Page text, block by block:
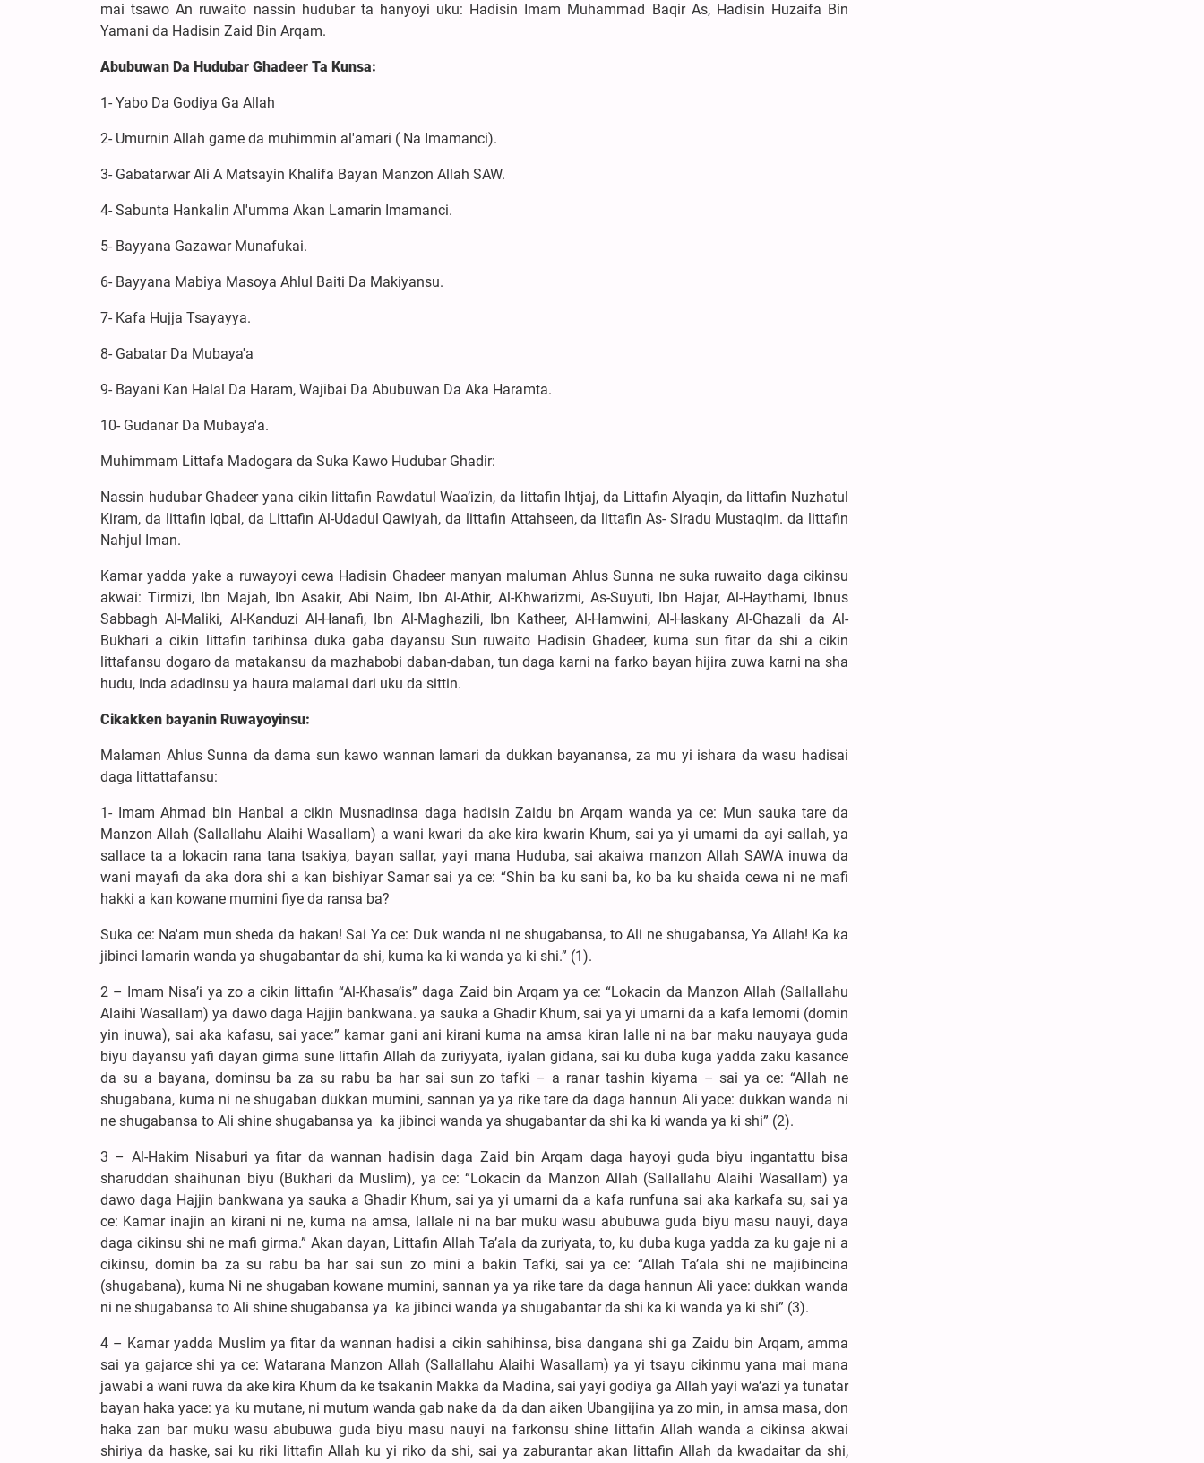
mai tsawo An ruwaito nassin hudubar ta hanyoyi uku: Hadisin Imam Muhammad Baqir As, Hadisin Huzaifa Bin
Yamani da Hadisin Zaid Bin Arqam.
Abubuwan Da Hudubar Ghadeer Ta Kunsa:
1- Yabo Da Godiya Ga Allah
2- Umurnin Allah game da muhimmin al'amari ( Na Imamanci).
3- Gabatarwar Ali A Matsayin Khalifa Bayan Manzon Allah SAW.
4- Sabunta Hankalin Al'umma Akan Lamarin Imamanci.
5- Bayyana Gazawar Munafukai.
6- Bayyana Mabiya Masoya Ahlul Baiti Da Makiyansu.
7- Kafa Hujja Tsayayya.
8- Gabatar Da Mubaya'a
9- Bayani Kan Halal Da Haram, Wajibai Da Abubuwan Da Aka Haramta.
10- Gudanar Da Mubaya'a.
Muhimmam Littafa Madogara da Suka Kawo Hudubar Ghadir:
Nassin hudubar Ghadeer yana cikin littafin Rawdatul Waa’izin, da littafin Ihtjaj, da Littafin Alyaqin, da littafin Nuzhatul
Kiram, da littafin Iqbal, da Littafin Al-Udadul Qawiyah, da littafin Attahseen, da littafin As- Siradu Mustaqim. da littafin
Nahjul Iman.
Kamar yadda yake a ruwayoyi cewa Hadisin Ghadeer manyan maluman Ahlus Sunna ne suka ruwaito daga cikinsu
akwai: Tirmizi, Ibn Majah, Ibn Asakir, Abi Naim, Ibn Al-Athir, Al-Khwarizmi, As-Suyuti, Ibn Hajar, Al-Haythami, Ibnus
Sabbagh Al-Maliki, Al-Kanduzi Al-Hanafi, Ibn Al-Maghazili, Ibn Katheer, Al-Hamwini, Al-Haskany Al-Ghazali da Al-
Bukhari a cikin littafin tarihinsa duka gaba dayansu Sun ruwaito Hadisin Ghadeer, kuma sun fitar da shi a cikin
littafansu dogaro da matakansu da mazhabobi daban-daban, tun daga karni na farko bayan hijira zuwa karni na sha
hudu, inda adadinsu ya haura malamai dari uku da sittin.
Cikakken bayanin Ruwayoyinsu:
Malaman Ahlus Sunna da dama sun kawo wannan lamari da dukkan bayanansa, za mu yi ishara da wasu hadisai
daga littattafansu:
1- Imam Ahmad bin Hanbal a cikin Musnadinsa daga hadisin Zaidu bn Arqam wanda ya ce: Mun sauka tare da
Manzon Allah (Sallallahu Alaihi Wasallam) a wani kwari da ake kira kwarin Khum, sai ya yi umarni da ayi sallah, ya
sallace ta a lokacin rana tana tsakiya, bayan sallar, yayi mana Huduba, sai akaiwa manzon Allah SAWA inuwa da
wani mayafi da aka dora shi a kan bishiyar Samar sai ya ce: “Shin ba ku sani ba, ko ba ku shaida cewa ni ne mafi
hakki a kan kowane mumini fiye da ransa ba?
Suka ce: Na'am mun sheda da hakan! Sai Ya ce: Duk wanda ni ne shugabansa, to Ali ne shugabansa, Ya Allah! Ka ka
jibinci lamarin wanda ya shugabantar da shi, kuma ka ki wanda ya ki shi.” (1).
2 – Imam Nisa’i ya zo a cikin littafin “Al-Khasa’is” daga Zaid bin Arqam ya ce: “Lokacin da Manzon Allah (Sallallahu
Alaihi Wasallam) ya dawo daga Hajjin bankwana. ya sauka a Ghadir Khum, sai ya yi umarni da a kafa lemomi (domin
yin inuwa), sai aka kafasu, sai yace:” kamar gani ani kirani kuma na amsa kiran lalle ni na bar maku nauyaya guda
biyu dayansu yafi dayan girma sune littafin Allah da zuriyyata, iyalan gidana, sai ku duba kuga yadda zaku kasance
da su a bayana, dominsu ba za su rabu ba har sai sun zo tafki – a ranar tashin kiyama – sai ya ce: “Allah ne
shugabana, kuma ni ne shugaban dukkan mumini, sannan ya ya rike tare da daga hannun Ali yace: dukkan wanda ni
ne shugabansa to Ali shine shugabansa ya ka jibinci wanda ya shugabantar da shi ka ki wanda ya ki shi” (2).
3 – Al-Hakim Nisaburi ya fitar da wannan hadisin daga Zaid bin Arqam daga hayoyi guda biyu ingantattu bisa
sharuddan shaihunan biyu (Bukhari da Muslim), ya ce: “Lokacin da Manzon Allah (Sallallahu Alaihi Wasallam) ya
dawo daga Hajjin bankwana ya sauka a Ghadir Khum, sai ya yi umarni da a kafa runfuna sai aka karkafa su, sai ya
ce: Kamar inajin an kirani ni ne, kuma na amsa, lallale ni na bar muku wasu abubuwa guda biyu masu nauyi, daya
daga cikinsu shi ne mafi girma.” Akan dayan, Littafin Allah Ta’ala da zuriyata, to, ku duba kuga yadda za ku gaje ni a
cikinsu, domin ba za su rabu ba har sai sun zo mini a bakin Tafki, sai ya ce: “Allah Ta’ala shi ne majiɓincina
(shugabana), kuma Ni ne shugaban kowane mumini, sannan ya ya rike tare da daga hannun Ali yace: dukkan wanda
ni ne shugabansa to Ali shine shugabansa ya ka jibinci wanda ya shugabantar da shi ka ki wanda ya ki shi” (3).
4 – Kamar yadda Muslim ya fitar da wannan hadisi a cikin sahihinsa, bisa dangana shi ga Zaidu bin Arqam, amma
sai ya gajarce shi ya ce: Watarana Manzon Allah (Sallallahu Alaihi Wasallam) ya yi tsayu cikinmu yana mai mana
jawabi a wani ruwa da ake kira Khum da ke tsakanin Makka da Madina, sai yayi godiya ga Allah yayi wa’azi ya tunatar
bayan haka yace: ya ku mutane, ni mutum wanda gab nake da da dan aiken Ubangijina ya zo min, in amsa masa, don
haka zan bar muku wasu abubuwa guda biyu masu nauyi na farkonsu shine littafin Allah wanda a cikinsa akwai
shiriya da haske, sai ku riki littafin Allah ku yi riko da shi, sai ya zaburantar akan littafin Allah da kwadaitar da shi,